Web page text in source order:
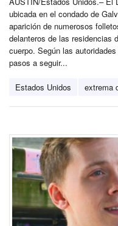
ubicada en el condado de
aparición de numerosos
delanteros de las residencias
cuerpo. Según las
pasos a seguir...
Estados Unidos extrema